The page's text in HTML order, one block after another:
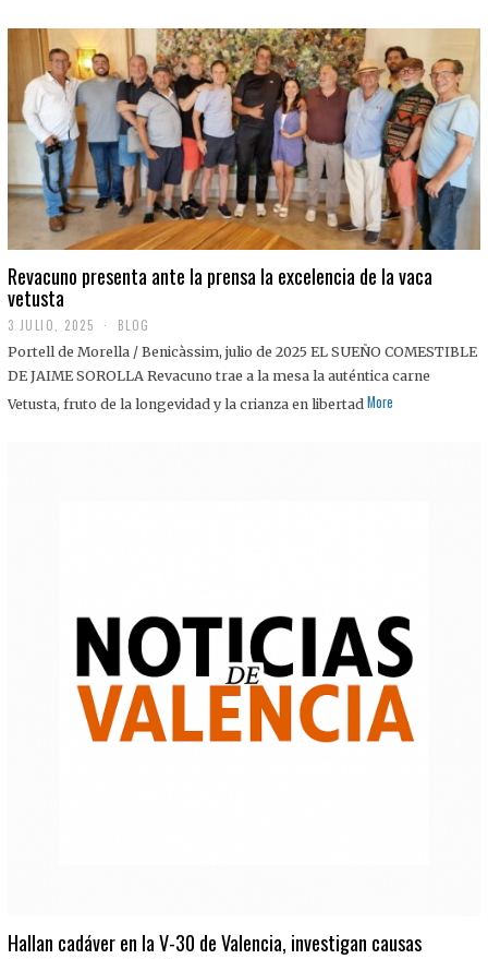
2
5
Revacuno presenta ante la prensa la excelencia de la vaca
vetusta
3 JULIO, 2025
J
U
I
BLOG
Portell de Morella / Benicàssim, julio de 2025 EL SUEÑO COMESTIBLE
DE JAIME SOROLLA Revacuno trae a la mesa la auténtica carne
Vetusta, fruto de la longevidad y la crianza en libertad More
Hallan cadáver en la V-30 de Valencia, investigan causas